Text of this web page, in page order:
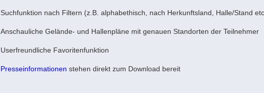
Suchfunktion nach Filtern (z.B. alphabethisch, nach Herkunftsland, Halle/Stand
Anschauliche Gelände- und Hallenpläne mit genauen Standorten der Teilnehmer
Userfreundliche Favoritenfunktion
Presseinformationen stehen direkt zum Download bereit